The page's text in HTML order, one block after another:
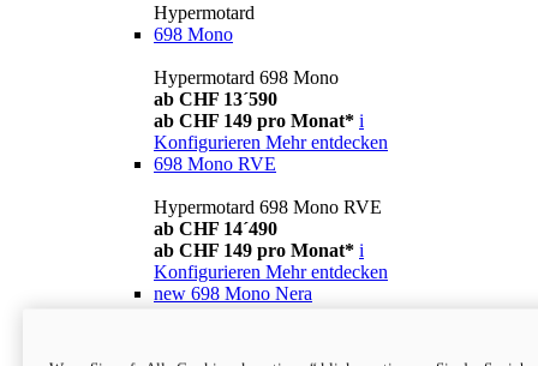
Hypermotard
698 Mono
Hypermotard 698 Mono
ab CHF 13´590
ab CHF 149 pro Monat* i
Konfigurieren Mehr entdecken
698 Mono RVE
Hypermotard 698 Mono RVE
ab CHF 14´490
ab CHF 149 pro Monat* i
Konfigurieren Mehr entdecken
new 698 Mono Nera
ab CHF 13´990